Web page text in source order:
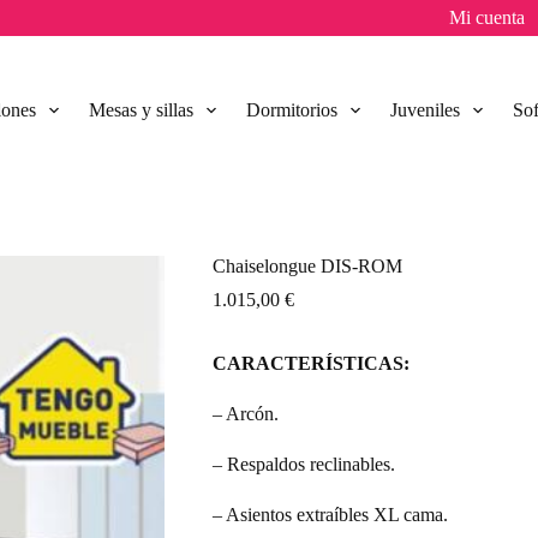
Mi cuenta
Mesas y sillas Dormitorios Juveniles
Chaiselongue DIS-ROM
1.015,00 €
CARACTERÍSTICAS:
– Arcón.
– Respaldos reclinables.
– Asientos extraíbles XL cama.